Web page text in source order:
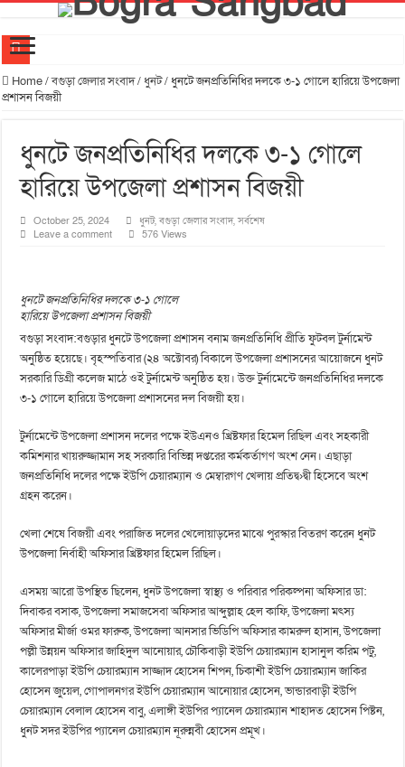
যুব সমাজকে মাদক মুক্ত রাখতে খেলাধুলার বিকল্প নেই। –এমপি মিল্টন
শিবগঞ্জে প্রয়াত শিক্ষকদের স্মরণে বন্ধন৯৮ এর আয়োজনে মিলাদ ও দোয়া মাহফিল
বগুড়ায় নির্মাণ শ্রমিক ইউনিয়নের নবনির্বাচিত কমিটির অভিষেক অনুষ্ঠিত
বগুড়ায় মর্মান্তিক বাস দুর্ঘটনায় জামায়াতের শোক প্রকাশ
রেটিনা একাডেমিক কোচিং বগুড়া শাখার ২য় ক্যাম্পাসের উদ্বোধন
বগুড়ায় বাসচাপায় নিহতের সংখ্যা বেড়ে ৭ আহত প্রায় ২৫জন
স্ত্রীকে এসআই এর কু-প্রস্তাবের কল রেকর্ডই কেড়ে নিল শাহাদতের প্রাণ প্রবাসীর মৃত্যুর ঘটনায় ধুনট থানার
Home/বগুড়া জেলার সংবাদ/ ধুনট/ধুনটে জনপ্রতিনিধির দলকে ৩-১ গোলে হারিয়ে উপজেলা
প্রশাসন বিজয়ী
ধুনটে জনপ্রতিনিধির দলকে ৩-১ গোলে
হারিয়ে উপজেলা প্রশাসন বিজয়ী
October 25, 2024 ধুনট,বগুড়া জেলার সংবাদ,সর্বশেষ
Leave a comment
576 Views
ধুনটে জনপ্রতিনিধির দলকে ৩-১ গোলে
হারিয়ে উপজেলা প্রশাসন বিজয়ী
বগুড়া সংবাদ:বগুড়ার ধুনটে উপজেলা প্রশাসন বনাম জনপ্রতিনিধি প্রীতি ফুটবল টুর্নামেন্ট
অনুষ্ঠিত হয়েছে। বৃহস্পতিবার (২৪ অক্টোবর) বিকালে উপজেলা প্রশাসনের আয়োজনে ধুনট
সরকারি ডিগ্রী কলেজ মাঠে ওই টুর্নামেন্ট অনুষ্ঠিত হয়। উক্ত টুর্নামেন্টে জনপ্রতিনিধির দলকে
৩-১ গোলে হারিয়ে উপজেলা প্রশাসনের দল বিজয়ী হয়।
টুর্নামেন্টে উপজেলা প্রশাসন দলের পক্ষে ইউএনও খ্রিষ্টফার হিমেল রিছিল এবং সহকারী
কমিশনার খায়রুজ্জামান সহ সরকারি বিভিন্ন দপ্তরের কর্মকর্তাগণ অংশ নেন। এছাড়া
জনপ্রতিনিধি দলের পক্ষে ইউপি চেয়ারম্যান ও মেম্বারগণ খেলায় প্রতিদ্ব›দ্বী হিসেবে অংশ
গ্রহন করেন।
খেলা শেষে বিজয়ী এবং পরাজিত দলের খেলোয়াড়দের মাঝে পুরস্কার বিতরণ করেন ধুনট
উপজেলা নির্বাহী অফিসার খ্রিষ্টফার হিমেল রিছিল।
এসময় আরো উপস্থিত ছিলেন, ধুনট উপজেলা স্বাস্থ্য ও পরিবার পরিকল্পনা অফিসার ডা:
দিবাকর বসাক, উপজেলা সমাজসেবা অফিসার আব্দুল্লাহ হেল কাফি, উপজেলা মৎস্য
অফিসার মীর্জা ওমর ফারুক, উপজেলা আনসার ভিডিপি অফিসার কামরুল হাসান, উপজেলা
পল্লী উন্নয়ন অফিসার জাহিদুল আনোয়ার, চৌকিবাড়ী ইউপি চেয়ারম্যান হাসানুল করিম পটু,
কালেরপাড়া ইউপি চেয়ারম্যান সাজ্জাদ হোসেন শিপন, চিকাশী ইউপি চেয়ারম্যান জাকির
হোসেন জুয়েল, গোপালনগর ইউপি চেয়ারম্যান আনোয়ার হোসেন, ভান্ডারবাড়ী ইউপি
চেয়ারম্যান বেলাল হোসেন বাবু, এলাঙ্গী ইউপির প্যানেল চেয়ারম্যান শাহাদত হোসেন পিষ্টন,
ধুনট সদর ইউপির প্যানেল চেয়ারম্যান নূরুন্নবী হোসেন প্রমূখ।